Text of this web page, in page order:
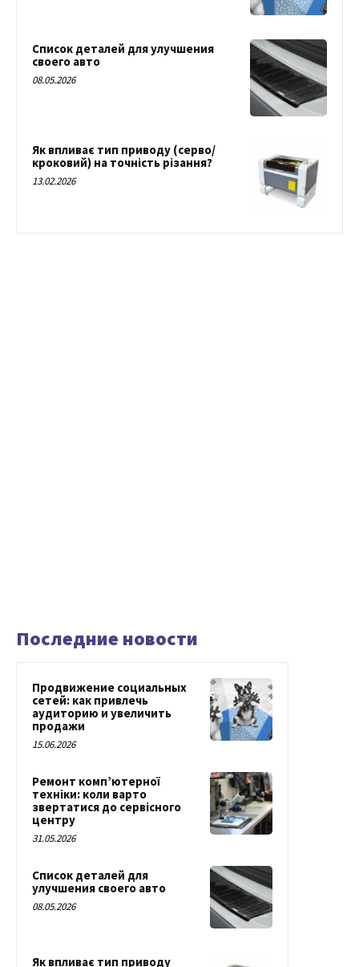
Список деталей для улучшения
своего авто
08.05.2026
Як впливає тип приводу (серво/
кроковий) на точність різання?
13.02.2026
Последние новости
Продвижение социальных
сетей: как привлечь
аудиторию и увеличить
продажи
15.06.2026
Ремонт комп’ютерної
техніки: коли варто
звертатися до сервісного
центру
31.05.2026
Список деталей для
улучшения своего авто
08.05.2026
Як впливає тип приводу